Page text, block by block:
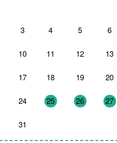
3 4 5 6
10 11 12 13
17 18 19 20
24 25 26 27
31